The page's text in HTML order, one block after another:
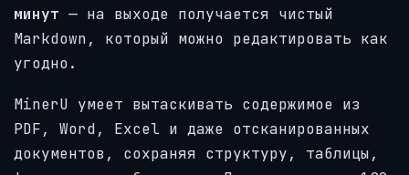
минут — на выходе получается чистый
Markdown, который можно редактировать как
угодно.
MinerU умеет вытаскивать содержимое из
PDF, Word, Excel и даже отсканированных
документов, сохраняя структуру, таблицы,